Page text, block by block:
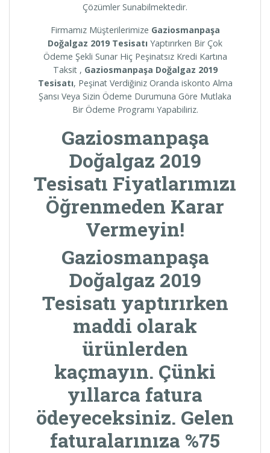
Çözümler Sunabilmektedir.
Firmamız Müşterilerimize Gaziosmanpaşa
Doğalgaz 2019 Tesisatı Yaptırırken Bir Çok
Ödeme Şekli Sunar Hiç Peşinatsız Kredi Kartına
Taksit , Gaziosmanpaşa Doğalgaz 2019
Tesisatı, Peşinat Verdiğiniz Oranda iskonto Alma
Şansı Veya Sizin Ödeme Durumuna Göre Mutlaka
Bir Ödeme Programı Yapabiliriz.
Gaziosmanpaşa
Doğalgaz 2019
Tesisatı Fiyatlarımızı
Öğrenmeden Karar
Vermeyin!
Gaziosmanpaşa
Doğalgaz 2019
Tesisatı yaptırırken
maddi olarak
ürünlerden
kaçmayın. Çünki
yıllarca fatura
ödeyeceksiniz. Gelen
faturalarınıza %75